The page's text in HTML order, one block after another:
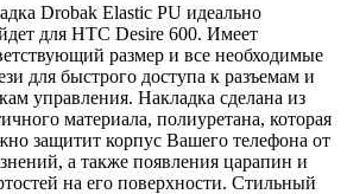
Drobak Elastic PU идеально
для HTC Desire 600. Имеет
размер и все необходимые
для быстрого доступа к разъемам и
управления. Накладка сделана из
материала, полиуретана, которая
защитит корпус Вашего телефона от
а также появления царапин и
на его поверхности. Стильный